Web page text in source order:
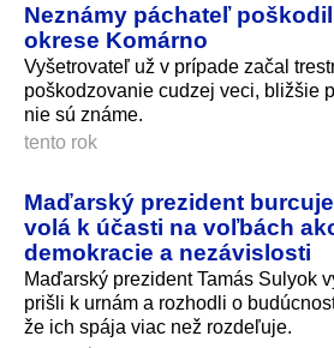
Neznámy páchateľ
okrese Komárno
Vyšetrovateľ už v prípade začal
poškodzovanie cudzej veci, bližšie
nie sú známe.
tento rok
Maďarský prezident
volá k účasti na voľbách
demokracie a nezávislosti
Maďarský prezident Tamás Sulyok
prišli k urnám a rozhodli o
že ich spája viac než rozdeľuje.